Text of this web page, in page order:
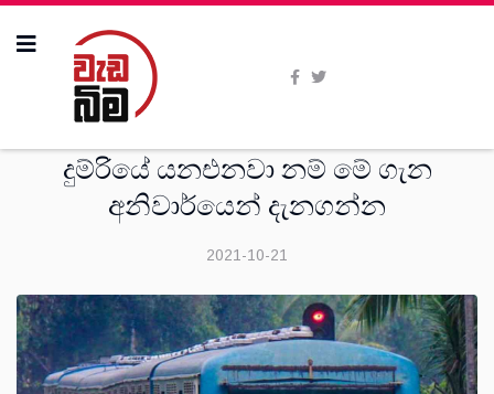
දුම්රියේ යනඑනවා නම් මේ ගැන
අනිවාර්යෙන් දැනගන්න
2021-10-21